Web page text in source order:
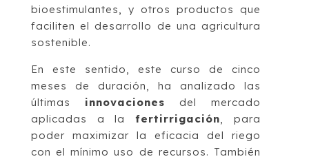
bioestimulantes, y otros productos que
faciliten el desarrollo de una agricultura
sostenible.
En este sentido, este curso de cinco
meses de duración, ha analizado las
últimas innovaciones del mercado
aplicadas a lafertirrigación , para
poder maximizar la eficacia del riego
con el mínimo uso de recursos. También